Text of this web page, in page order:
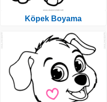
Köpek Boyama